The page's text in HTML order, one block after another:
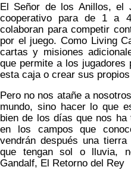
El Señor de los Anillos, el
cooperativo para de 1 a
colaboran para competir
por el juego. Como Living
cartas y misiones
que permite a los jugadores
esta caja o crear sus
Pero no nos atañe a
mundo, sino hacer lo que
bien de los días que nos
en los campos que
vendrán después una
que tengan sol o lluvia,
Gandalf, El Retorno del Rey